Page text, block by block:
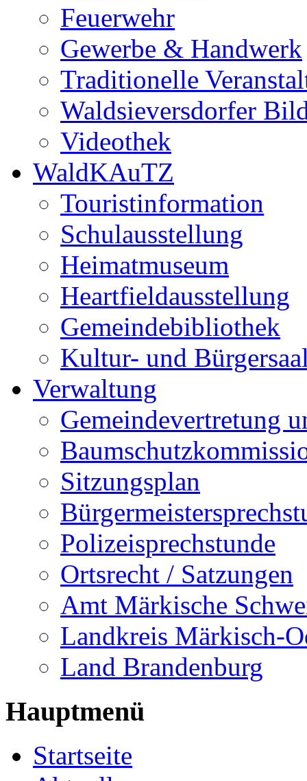
Feuerwehr
Gewerbe & Handwerk
Traditionelle
Waldsieversdorfer
Videothek
WaldKAuTZ
Touristinformation
Schulausstellung
Heimatmuseum
Heartfieldausstellung
Gemeindebibliothek
Kultur- und
Verwaltung
Gemeindevertretung
Sitzungsplan
Polizeisprechstunde
Ortsrecht / Satzungen
Amt Märkische
Landkreis Märkisch-
Land Brandenburg
Hauptmenü
Startseite